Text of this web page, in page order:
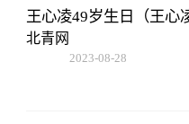
王心凌49岁生日（王心
北青网
2023-08-28